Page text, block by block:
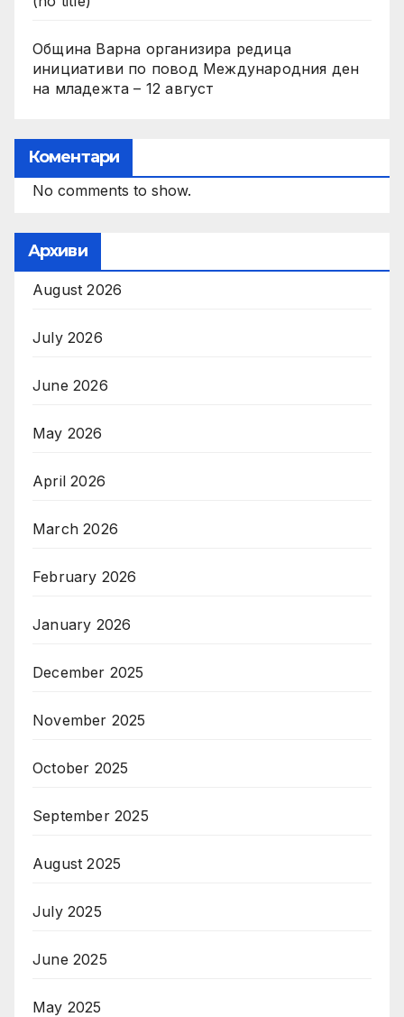
Община Варна организира редица
инициативи по повод Международния ден
на младежта – 12 август
Коментари
No comments to show.
Архиви
August 2026
July 2026
June 2026
May 2026
April 2026
March 2026
February 2026
January 2026
December 2025
November 2025
October 2025
September 2025
August 2025
July 2025
June 2025
May 2025